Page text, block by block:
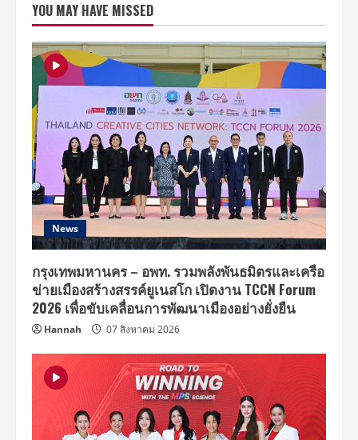
กซ์
กรุ้
ป
ร่วม
กับ
มูลนิธิ
แคร์
กำลัง
ใจ
และ
ความ
ห่วงใย
มอบ
ถุง
ยังชีพ
บรรเทา
ความ
เดือด
ร้อน
ให้
สู้
โค
วิด-19
YOU MAY HAVE MISSED
News
กรุงเทพมหานคร – อพท. รวมพลังพันธมิตรและเครือ
ข่ายเมืองสร้างสรรค์ยูเนสโก เปิดงาน TCCN Forum
2026 เพื่อขับเคลื่อนการพัฒนาเมืองอย่างยั่งยืน
Hannah 07 สิงหาคม 2026